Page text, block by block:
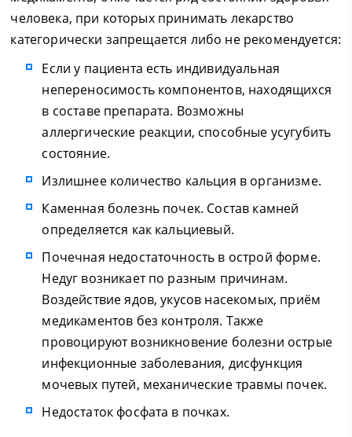
человека, при которых принимать лекарство
категорически запрещается либо не рекомендуется:
Если у пациента есть индивидуальная
непереносимость компонентов, находящихся
в составе препарата. Возможны
аллергические реакции, способные усугубить
состояние.
Излишнее количество кальция в организме.
Каменная болезнь почек. Состав камней
определяется как кальциевый.
Почечная недостаточность в острой форме.
Недуг возникает по разным причинам.
Воздействие ядов, укусов насекомых, приём
медикаментов без контроля. Также
провоцируют возникновение болезни острые
инфекционные заболевания, дисфункция
мочевых путей, механические травмы почек.
Недостаток фосфата в почках.